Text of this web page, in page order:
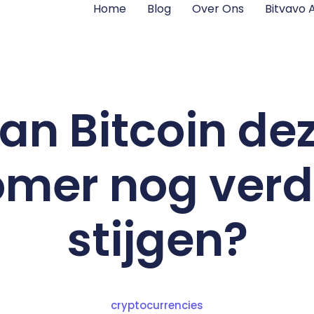
Home Blog Over Ons Bitvavo
Bitcoin
nog
stijgen?
cryptocurrencies